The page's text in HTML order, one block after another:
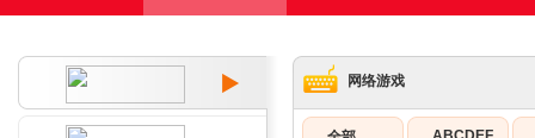
网络游戏